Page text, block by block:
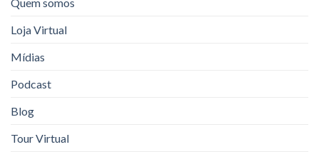
Loja Virtual
Mídias
Podcast
Blog
Tour Virtual